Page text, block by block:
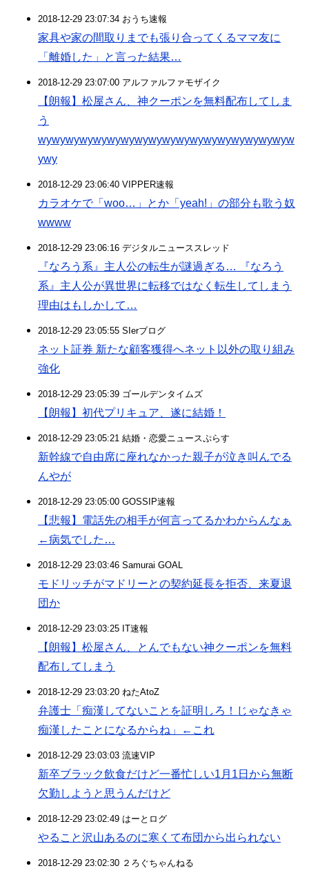
2018-12-29 23:07:34 おうち速報
家具や家の間取りまでも張り合ってくるママ友に
「離婚した」と言った結果…
2018-12-29 23:07:00 アルファルファモザイク
【朗報】松屋さん、神クーポンを無料配布してしま
う
wywywywywywywywywywywywywywywywywywyw
ywy
2018-12-29 23:06:40 VIPPER速報
カラオケで「woo…」とか「yeah!」の部分も歌う奴
wwww
2018-12-29 23:06:16 デジタルニューススレッド
『なろう系』主人公の転生が謎過ぎる… 『なろう
系』主人公が異世界に転移ではなく転生してしまう
理由はもしかして…
2018-12-29 23:05:55 SIerブログ
ネット証券 新たな顧客獲得へネット以外の取り組み
強化
2018-12-29 23:05:39 ゴールデンタイムズ
【朗報】初代プリキュア、遂に結婚！
2018-12-29 23:05:21 結婚・恋愛ニュースぷらす
新幹線で自由席に座れなかった親子が泣き叫んでる
んやが
2018-12-29 23:05:00 GOSSIP速報
【悲報】電話先の相手が何言ってるかわからんなぁ
←病気でした…
2018-12-29 23:03:46 Samurai GOAL
モドリッチがマドリーとの契約延長を拒否、来夏退
団か
2018-12-29 23:03:25 IT速報
【朗報】松屋さん、とんでもない神クーポンを無料
配布してしまう
2018-12-29 23:03:20 ねたAtoZ
弁護士「痴漢してないことを証明しろ！じゃなきゃ
痴漢したことになるからね」←これ
2018-12-29 23:03:03 流速VIP
新卒ブラック飲食だけど一番忙しい1月1日から無断
欠勤しようと思うんだけど
2018-12-29 23:02:49 はーとログ
やること沢山あるのに寒くて布団から出られない
2018-12-29 23:02:30 ２ろぐちゃんねる